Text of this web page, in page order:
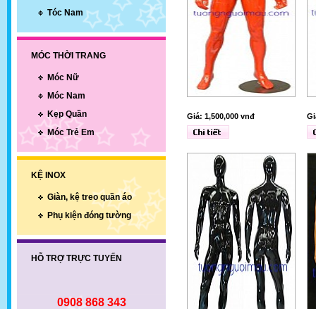
Tóc Nam
MÓC THỜI TRANG
Móc Nữ
Móc Nam
Kẹp Quần
Móc Trẻ Em
KỆ INOX
Giàn, kệ treo quần áo
Phụ kiện đóng tường
HỖ TRỢ TRỰC TUYẾN
0908 868 343
Giá: 1,500,000 vnđ